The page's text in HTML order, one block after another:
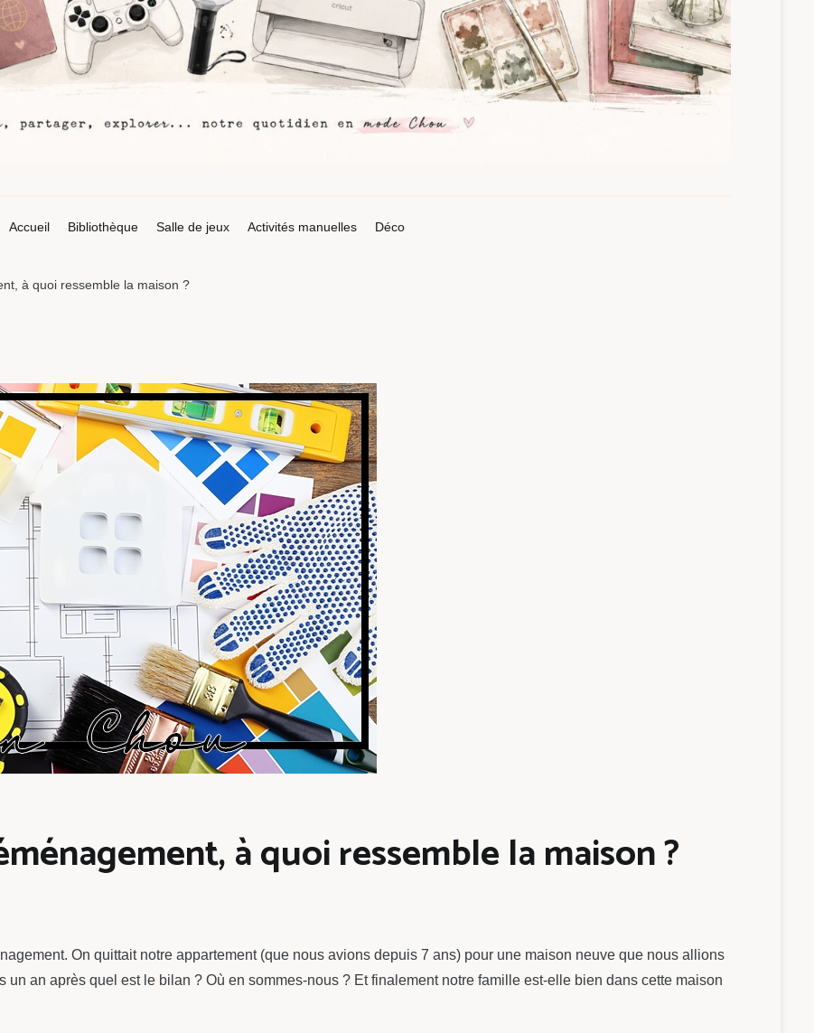
Accueil
Bibliothèque Salle de jeux Activités manuelles Déco
à quoi ressemble la maison ?
à quoi ressemble la maison ?
On quittait notre appartement (que nous avions depuis 7 ans) pour une maison neuve que nous allions
an après quel est le bilan ? Où en sommes-nous ? Et finalement notre famille est-elle bien dans cette maison